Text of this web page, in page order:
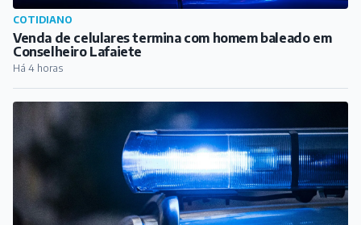
CLIMA EM BARBACENA
Inmet coloca Barbacena e outras cidades mineiras em
alerta para ventos de até 80 km/h
Há 3 horas